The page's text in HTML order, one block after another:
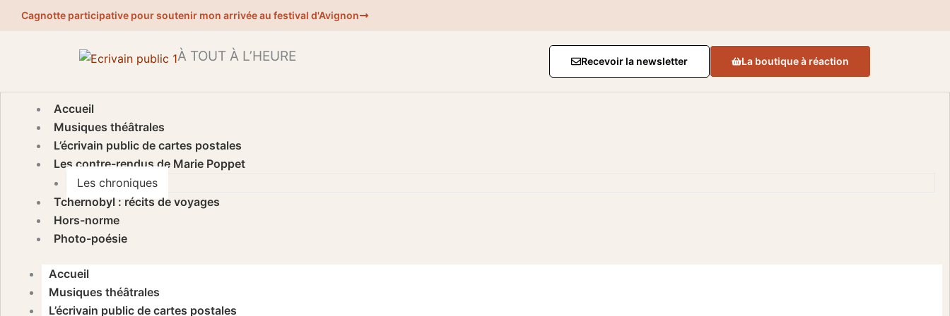
AllerCagnotte participative pour soutenir mon arrivée au festival d'Avignon
À TOUT À L’HEURE La boutique à réaction
Recevoir la newsletter
Accueil
Musiques théâtrales
L’écrivain public de cartes postales
Les contre-rendus de Marie Poppet
Les chroniques
Tchernobyl : récits de voyages
Hors-norme
Photo-poésie
Accueil
Musiques théâtrales
L’écrivain public de cartes postales